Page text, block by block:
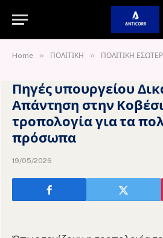
Home » ΠΟΛΙΤΙΚΗ » ΠΟΛΙΤΙΚΗ
Πηγές υπουργείου
Απάντηση στην
τροπολογία για τα
πρόσωπα
19/05/2026